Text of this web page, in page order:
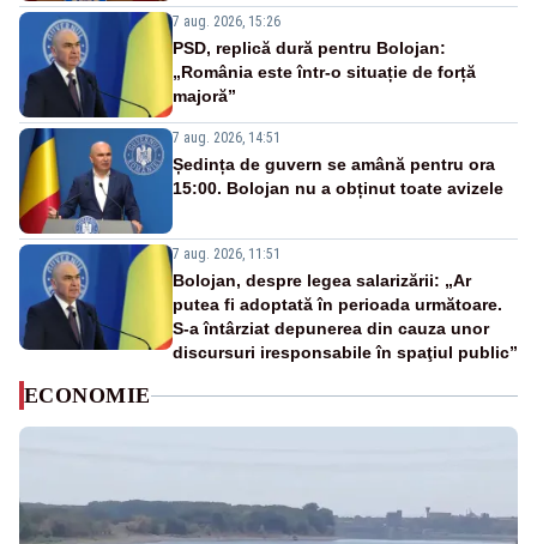
7 aug. 2026, 15:26
PSD, replică dură pentru Bolojan:
„România este într-o situație de forță
majoră”
7 aug. 2026, 14:51
Ședința de guvern se amână pentru ora
15:00. Bolojan nu a obținut toate avizele
7 aug. 2026, 11:51
Bolojan, despre legea salarizării: „Ar
putea fi adoptată în perioada următoare.
S-a întârziat depunerea din cauza unor
discursuri iresponsabile în spaţiul public”
ECONOMIE